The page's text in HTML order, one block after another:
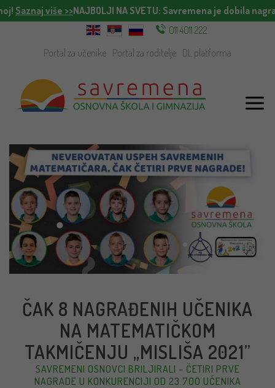
Saznaj više >>NAJBOLJI NA SVETU: Savremena je dobila
011 4011 222
Portal za učenike Portal za roditelje DL platforma
ČAK 8 NAGRAĐENIH UČENIKA
NA MATEMATIČKOM
TAKMIČENJU „MISLIŠA 2021”
SAVREMENI OSNOVCI BRILJIRALI – ČETIRI PRVE
NAGRADE U KONKURENCIJI OD 23.700 UČENIKA